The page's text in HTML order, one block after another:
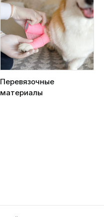
Перевязочные
материалы